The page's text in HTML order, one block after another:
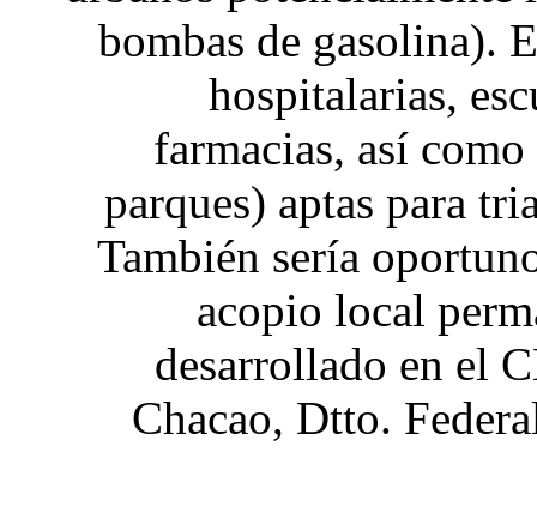
bombas de gasolina).
hospitalarias,
farmacias, así como
parques) aptas para
También sería
acopio local
desarrollado en el
Chacao, Dtto.